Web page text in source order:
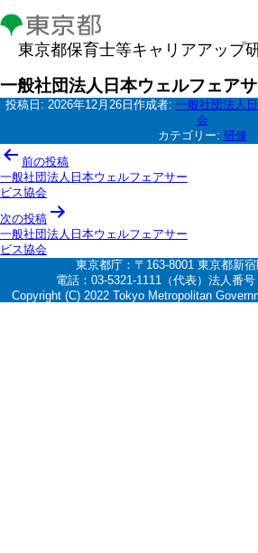
東京都保育士等キャリアアップ
一般社団法人日本ウェルフェア
投稿日: 2026年12月26日 作成者: 一般社団法人
会
カテゴリー: 研修
投
稿
ナ
ビ
ゲ
シ
前の投稿
一般社団法人日本ウェルフェアサー
ビス協会
次の投稿
一般社団法人日本ウェルフェアサー
ビス協会
東京都庁：〒163-8001 東京都新
電話：03-5321-1111（代表）法人番
Copyright (C) 2022 Tokyo Metropolitan